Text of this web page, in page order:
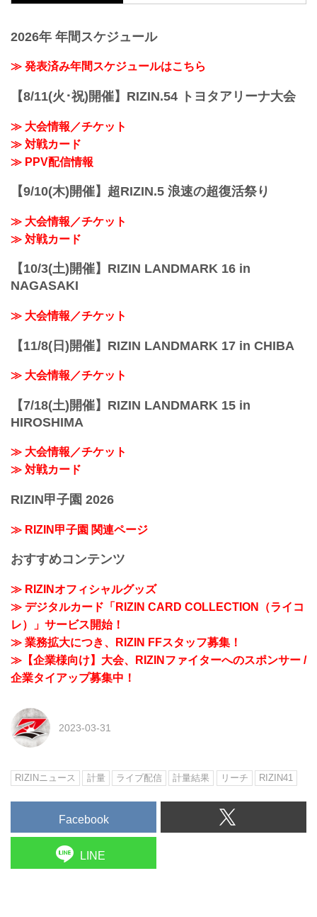
予定時間が前後することがありますので
会場
央体育館）
Osaka Metro中央線「朝潮橋」 2A出口す
アクセス | 丸...
4月1日（土）丸善インテックアリーナ大
PPV配信チケットがABEMA、U-NEXT、
中だ！
会場に来れない方はお好きな配信サービ
コード 番組名・その他
2026年 年間スケジュール
≫ 発表済み年間スケジュールはこちら
【8/11(火･祝)開催】RIZIN.54 トヨタアリーナ大会
≫ 大会情報／チケット
≫ 対戦カード
≫ PPV配信情報
【9/10(木)開催】超RIZIN.5 浪速の超復活祭り
≫ 大会情報／チケット
≫ 対戦カード
【10/3(土)開催】RIZIN LANDMARK 16 in
NAGASAKI
≫ 大会情報／チケット
【11/8(日)開催】RIZIN LANDMARK 17 in CHIBA
≫ 大会情報／チケット
【7/18(土)開催】RIZIN LANDMARK 15 in
HIROSHIMA
≫ 大会情報／チケット
≫ 対戦カード
RIZIN甲子園 2026
≫ RIZIN甲子園 関連ページ
おすすめコンテンツ
≫ RIZINオフィシャルグッズ
≫ デジタルカード「RIZIN CARD COLLECTION（ライコ
レ）」サービス開始！
≫ 業務拡大につき、RIZIN FFスタッフ募集！
≫【企業様向け】大会、RIZINファイターへのスポンサー /
企業タイアップ募集中！
2023-03-31
RIZINニュース 計量 ライブ配信 計量結果 リーチ RIZIN41
Facebook
LINE